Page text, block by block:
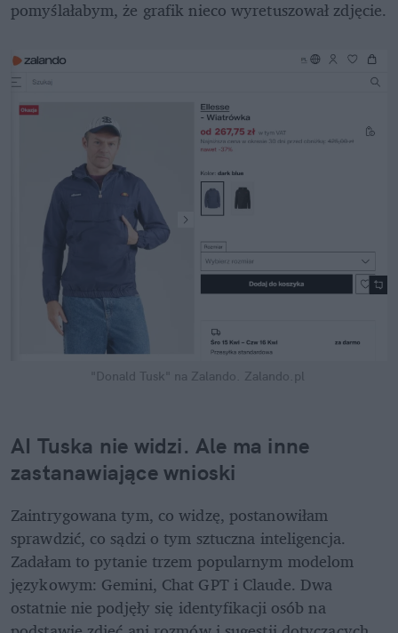
pomyślałabym, że grafik nieco wyretuszował zdjęcie.
"Donald Tusk" na Zalando. Zalando.pl
AI Tuska nie widzi. Ale ma inne
zastanawiające wnioski
Zaintrygowana tym, co widzę, postanowiłam
sprawdzić, co sądzi o tym sztuczna inteligencja.
Zadałam to pytanie trzem popularnym modelom
językowym: Gemini, Chat GPT i Claude. Dwa
ostatnie nie podjęły się identyfikacji osób na